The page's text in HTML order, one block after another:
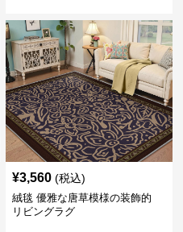
¥3,560 (税込)
絨毯 優雅な唐草模様の装飾的
リビングラグ